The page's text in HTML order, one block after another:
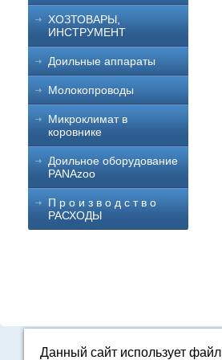
ХОЗТОВАРЫ,
ИНСТРУМЕНТ
Доильные аппараты
Молокопроводы
Микроклимат в
коровнике
Доильное оборудование
PANAzoo
П р о и з в о д с т в о
РАСХОДЫ
Данный сайт использует